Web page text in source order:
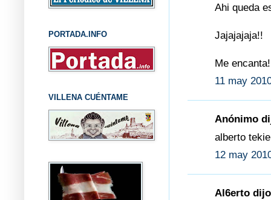
Ahi queda
Jajajajaja!!
Me
11 may
Anónimo
alberto
12 may
Al6erto
PORTADA.INFO
VILLENA CUÉNTAME